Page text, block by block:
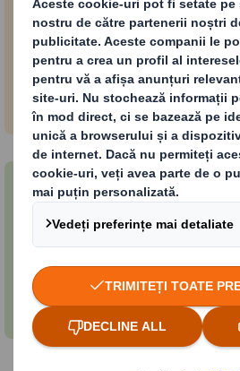
Aprovizionare
Ne concentrăm pe furnizarea
sustenabila partenerilor
Termeni și condiții
Termenii și condițiile legale
furnizorilor noștri de bunuri
DS Smith Limited și filialele